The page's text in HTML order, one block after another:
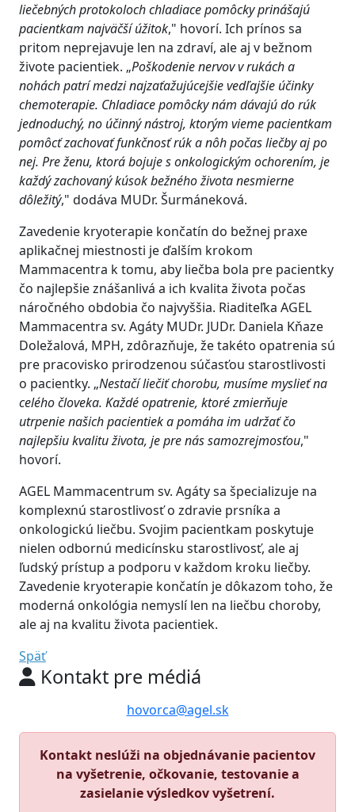
liečebných protokoloch chladiace pomôcky prinášajú
pacientkam najväčší úžitok," hovorí. Ich prínos sa
pritom neprejavuje len na zdraví, ale aj v bežnom
živote pacientiek. „Poškodenie nervov v rukách a
nohách patrí medzi najzaťažujúcejšie vedľajšie účinky
chemoterapie. Chladiace pomôcky nám dávajú do rúk
jednoduchý, no účinný nástroj, ktorým vieme pacientkam
pomôcť zachovať funkčnosť rúk a nôh počas liečby aj po
nej. Pre ženu, ktorá bojuje s onkologickým ochorením, je
každý zachovaný kúsok bežného života nesmierne
dôležitý," dodáva MUDr. Šurmáneková.
Zavedenie kryoterapie končatín do bežnej praxe
aplikačnej miestnosti je ďalším krokom
Mammacentra k tomu, aby liečba bola pre pacientky
čo najlepšie znášanlivá a ich kvalita života počas
náročného obdobia čo najvyššia. Riaditeľka AGEL
Mammacentra sv. Agáty MUDr. JUDr. Daniela Kňaze
Doležalová, MPH, zdôrazňuje, že takéto opatrenia sú
pre pracovisko prirodzenou súčasťou starostlivosti
o pacientky. „Nestačí liečiť chorobu, musíme myslieť na
celého človeka. Každé opatrenie, ktoré zmierňuje
utrpenie našich pacientiek a pomáha im udržať čo
najlepšiu kvalitu života, je pre nás samozrejmosťou,"
hovorí.
AGEL Mammacentrum sv. Agáty sa špecializuje na
komplexnú starostlivosť o zdravie prsníka a
onkologickú liečbu. Svojim pacientkam poskytuje
nielen odbornú medicínsku starostlivosť, ale aj
ľudský prístup a podporu v každom kroku liečby.
Zavedenie kryoterapie končatín je dôkazom toho, že
moderná onkológia nemyslí len na liečbu choroby,
ale aj na kvalitu života pacientiek.
Späť
Kontakt pre médiá
hovorca@agel.sk
Kontakt neslúži na objednávanie pacientov
na vyšetrenie, očkovanie, testovanie a
zasielanie výsledkov vyšetrení.